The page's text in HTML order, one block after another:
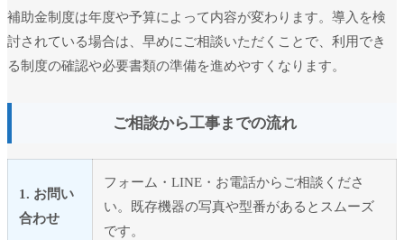
補助金制度は年度や予算によって内容が変わります。導入を検
討されている場合は、早めにご相談いただくことで、利用でき
る制度の確認や必要書類の準備を進めやすくなります。
ご相談から工事までの流れ
1. お問い
合わせ
フォーム・LINE・お電話からご相談くださ
い。既存機器の写真や型番があるとスムーズ
です。